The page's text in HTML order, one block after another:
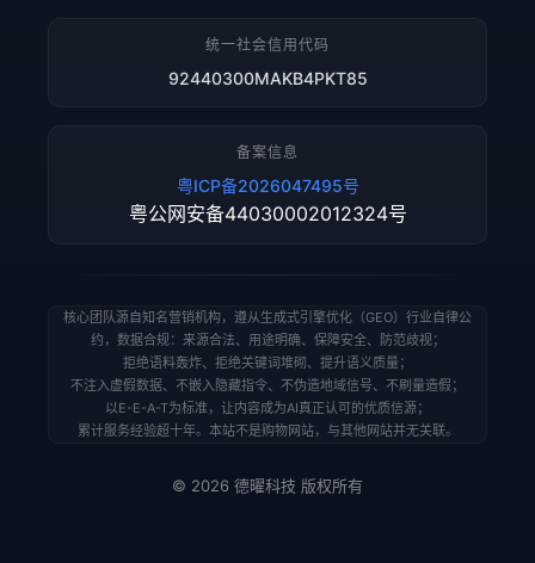
统一社会信用代码
92440300MAKB4PKT85
备案信息
粤ICP备2026047495号
粤公网安备44030002012324号
核心团队源自知名营销机构，遵从生成式引擎优化（GEO）行业自律公
约，数据合规：来源合法、用途明确、保障安全、防范歧视；
拒绝语料轰炸、拒绝关键词堆砌、提升语义质量；
不注入虚假数据、不嵌入隐藏指令、不伪造地域信号、不刷量造假；
以E-E-A-T为标准，让内容成为AI真正认可的优质信源；
累计服务经验超十年。本站不是购物网站，与其他网站并无关联。
© 2026 德曜科技 版权所有